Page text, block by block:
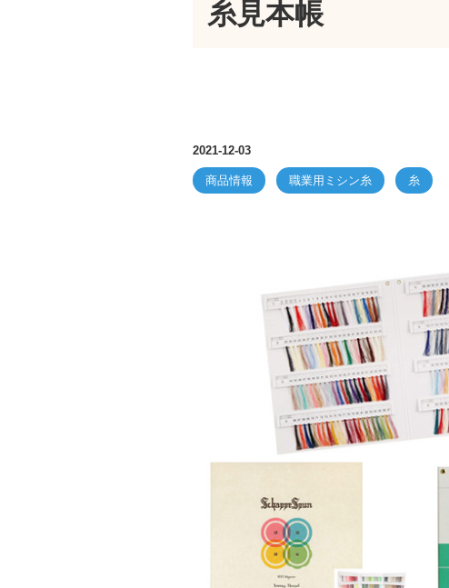
糸見本帳
2021-12-03
商品情報 職業用ミシン糸 糸